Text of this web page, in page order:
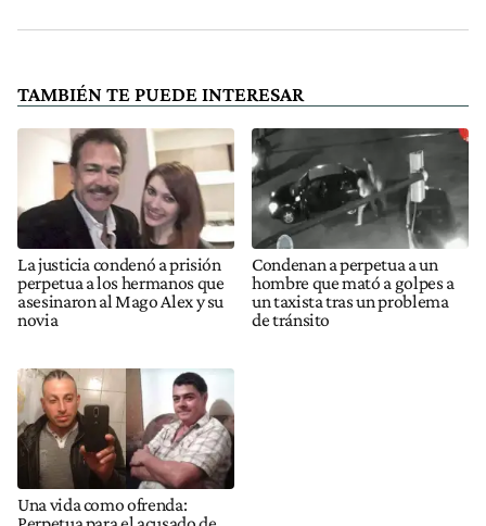
TAMBIÉN TE PUEDE INTERESAR
La justicia condenó a prisión
perpetua a los hermanos que
asesinaron al Mago Alex y su
novia
Condenan a perpetua a un
hombre que mató a golpes a
un taxista tras un problema
de tránsito
Una vida como ofrenda: